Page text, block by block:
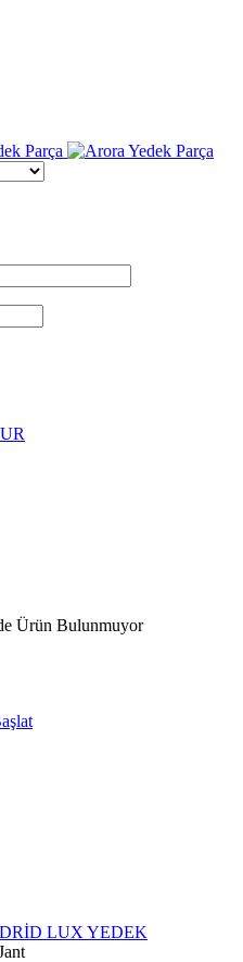
Ürün Bulunmuyor
LUX YEDEK